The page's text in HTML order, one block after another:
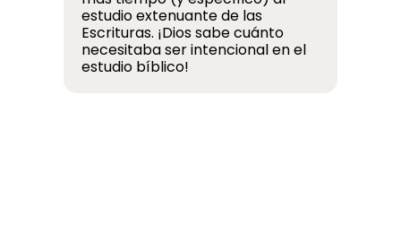
estudio extenuante de las
Escrituras. ¡Dios sabe cuánto
necesitaba ser intencional en el
estudio bíblico!